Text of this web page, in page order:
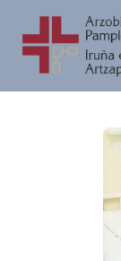
contenido